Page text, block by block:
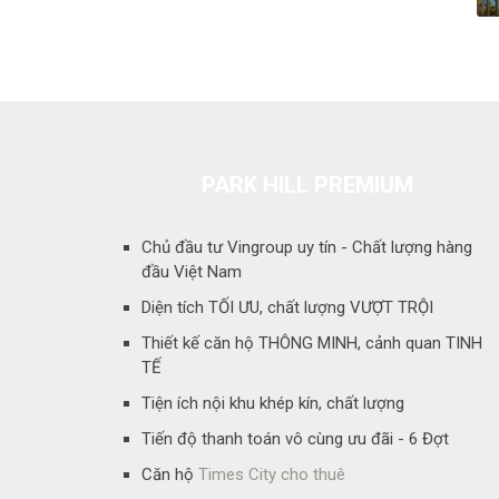
Chủ đầu tư Vingroup uy tín - Chất lượng hàng
đầu Việt Nam
Diện tích TỐI ƯU, chất lượng VƯỢT TRỘI
Thiết kế căn hộ THÔNG MINH, cảnh quan TINH
TẾ
Tiện ích nội khu khép kín, chất lượng
Tiến độ thanh toán vô cùng ưu đãi - 6 Đợt
Căn hộ Times City cho thuê